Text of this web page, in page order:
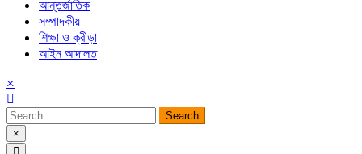
আন্তর্জাতিক
সম্পাদকীয়
শিক্ষা ও ক্রীড়া
আইন আদালত
×
Search
for:
×